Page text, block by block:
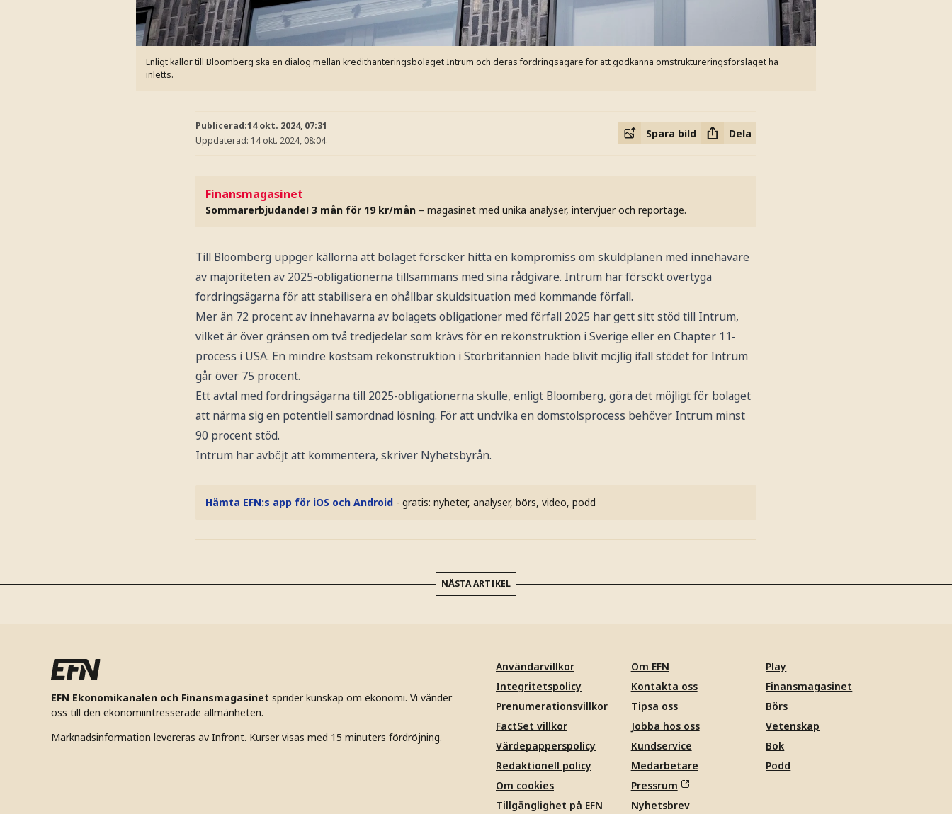
Enligt källor till Bloomberg ska en dialog mellan kredithanteringsbolaget Intrum och deras fordringsägare för att godkänna omstruktureringsförslaget ha
inletts.
Publicerad:14 okt. 2024, 07:31
Uppdaterad: 14 okt. 2024, 08:04
Spara bild Dela
Finansmagasinet
Sommarerbjudande! 3 mån för 19 kr/mån – magasinet med unika analyser, intervjuer och reportage.
Till Bloomberg uppger källorna att bolaget försöker hitta en kompromiss om skuldplanen med innehavare
av majoriteten av 2025-obligationerna tillsammans med sina rådgivare. Intrum har försökt övertyga
fordringsägarna för att stabilisera en ohållbar skuldsituation med kommande förfall.
Mer än 72 procent av innehavarna av bolagets obligationer med förfall 2025 har gett sitt stöd till Intrum,
vilket är över gränsen om två tredjedelar som krävs för en rekonstruktion i Sverige eller en Chapter 11-
process i USA. En mindre kostsam rekonstruktion i Storbritannien hade blivit möjlig ifall stödet för Intrum
går över 75 procent.
Ett avtal med fordringsägarna till 2025-obligationerna skulle, enligt Bloomberg, göra det möjligt för bolaget
att närma sig en potentiell samordnad lösning. För att undvika en domstolsprocess behöver Intrum minst
90 procent stöd.
Intrum har avböjt att kommentera, skriver Nyhetsbyrån.
Hämta EFN:s app för iOS och Android - gratis: nyheter, analyser, börs, video, podd
NÄSTA ARTIKEL
EFN Ekonomikanalen och Finansmagasinet sprider kunskap om ekonomi. Vi vänder
oss till den ekonomiintresserade allmänheten.
Marknadsinformation levereras av Infront. Kurser visas med 15 minuters fördröjning.
Användarvillkor
Integritetspolicy
Prenumerationsvillkor
FactSet villkor
Värdepapperspolicy
Redaktionell policy
Om cookies
Tillgänglighet på EFN
Om EFN
Kontakta oss
Tipsa oss
Jobba hos oss
Kundservice
Medarbetare
Pressrum
Nyhetsbrev
Play
Finansmagasinet
Börs
Vetenskap
Bok
Podd